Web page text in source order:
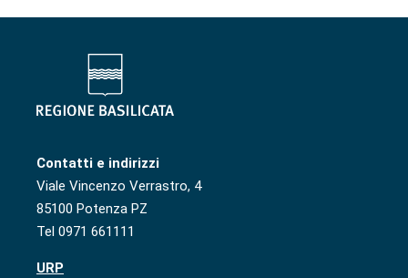
Contatti e indirizzi
Viale Vincenzo Verrastro, 4
85100 Potenza PZ
Tel 0971 661111
URP